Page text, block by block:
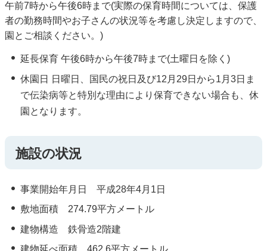
午前7時から午後6時まで(実際の保育時間については、保護
者の勤務時間やお子さんの状況等を考慮し決定しますので、
園とご相談ください。)
延長保育 午後6時から午後7時まで(土曜日を除く)
休園日 日曜日、国民の祝日及び12月29日から1月3日ま
で伝染病等と特別な理由により保育できない場合も、休
園となります。
施設の状況
事業開始年月日 平成28年4月1日
敷地面積 274.79平方メートル
建物構造 鉄骨造2階建
建物延べ面積 462.6平方メートル